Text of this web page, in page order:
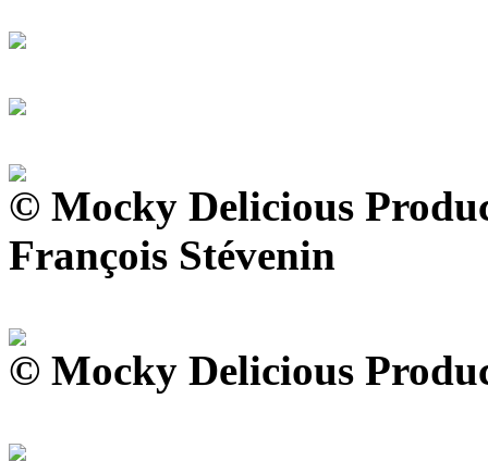
© Mocky Delicious
François Stévenin
© Mocky Delicious